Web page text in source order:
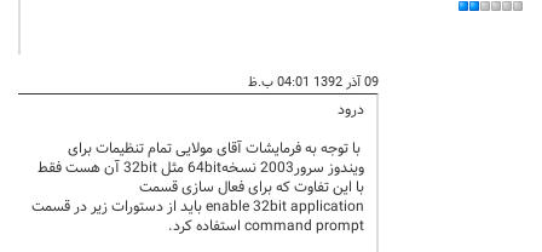
09 آذر 1392 04:01 ب.ظ
درود
با توجه به فرمایشات آقای مولایی تمام تنظیمات برای
ویندوز سرور2003 نسخه64bit مثل 32bit آن هست فقط
با این تفاوت که برای فعال سازی قسمت
enable 32bit application باید از دستورات زیر در قسمت
command prompt استفاده کرد.